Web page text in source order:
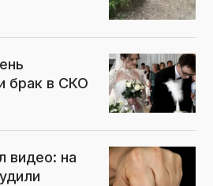
брак в СКО
видео: на